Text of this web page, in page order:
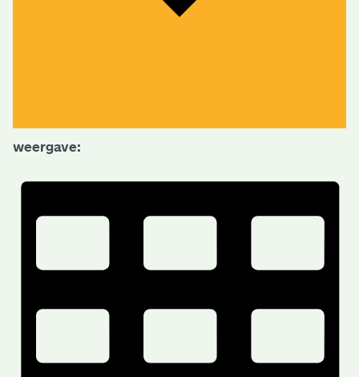
weergave: